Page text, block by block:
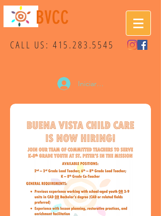
BVCC
CALL US: 415.283.5545
Iniciar sesión